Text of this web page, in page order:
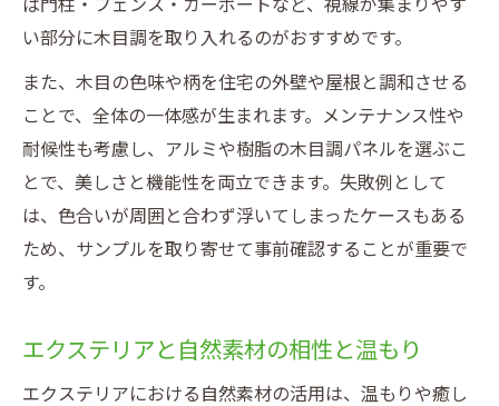
ば門柱・フェンス・カーポートなど、視線が集まりやす
い部分に木目調を取り入れるのがおすすめです。
また、木目の色味や柄を住宅の外壁や屋根と調和させる
ことで、全体の一体感が生まれます。メンテナンス性や
耐候性も考慮し、アルミや樹脂の木目調パネルを選ぶこ
とで、美しさと機能性を両立できます。失敗例として
は、色合いが周囲と合わず浮いてしまったケースもある
ため、サンプルを取り寄せて事前確認することが重要で
す。
エクステリアと自然素材の相性と温もり
エクステリアにおける自然素材の活用は、温もりや癒し